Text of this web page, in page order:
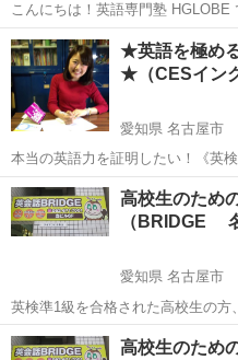
こんにちは！英語専門塾 HGLOBE です。 「英検に合格し
何から始めればいいか分からない
HGLOBEの英検対策講座をご用意しました！ ⸻
英検5級〜準1級対応 ...
兵庫 神戸市 英検 オン
★英語を極め
★（CESイン
愛知県 名古屋市
本当の英語力を証明したい！《英
合格が難しいレベルです。何度も
ら、しっかり集中して学習し確実
気軽にお問合せ下さいませ♪
愛知 名古屋市 英検
高校生のため
（BRIDGE
愛知県 名古屋市
英検準1級を合格された高校生の方
ルをBRIDGEで目指してみませんか？ 高校生のための英検1級
座、新規開講決定！ ※大人の方のための講座は、別途お気軽にお問い
愛知 名古屋市 英検
高校生のため